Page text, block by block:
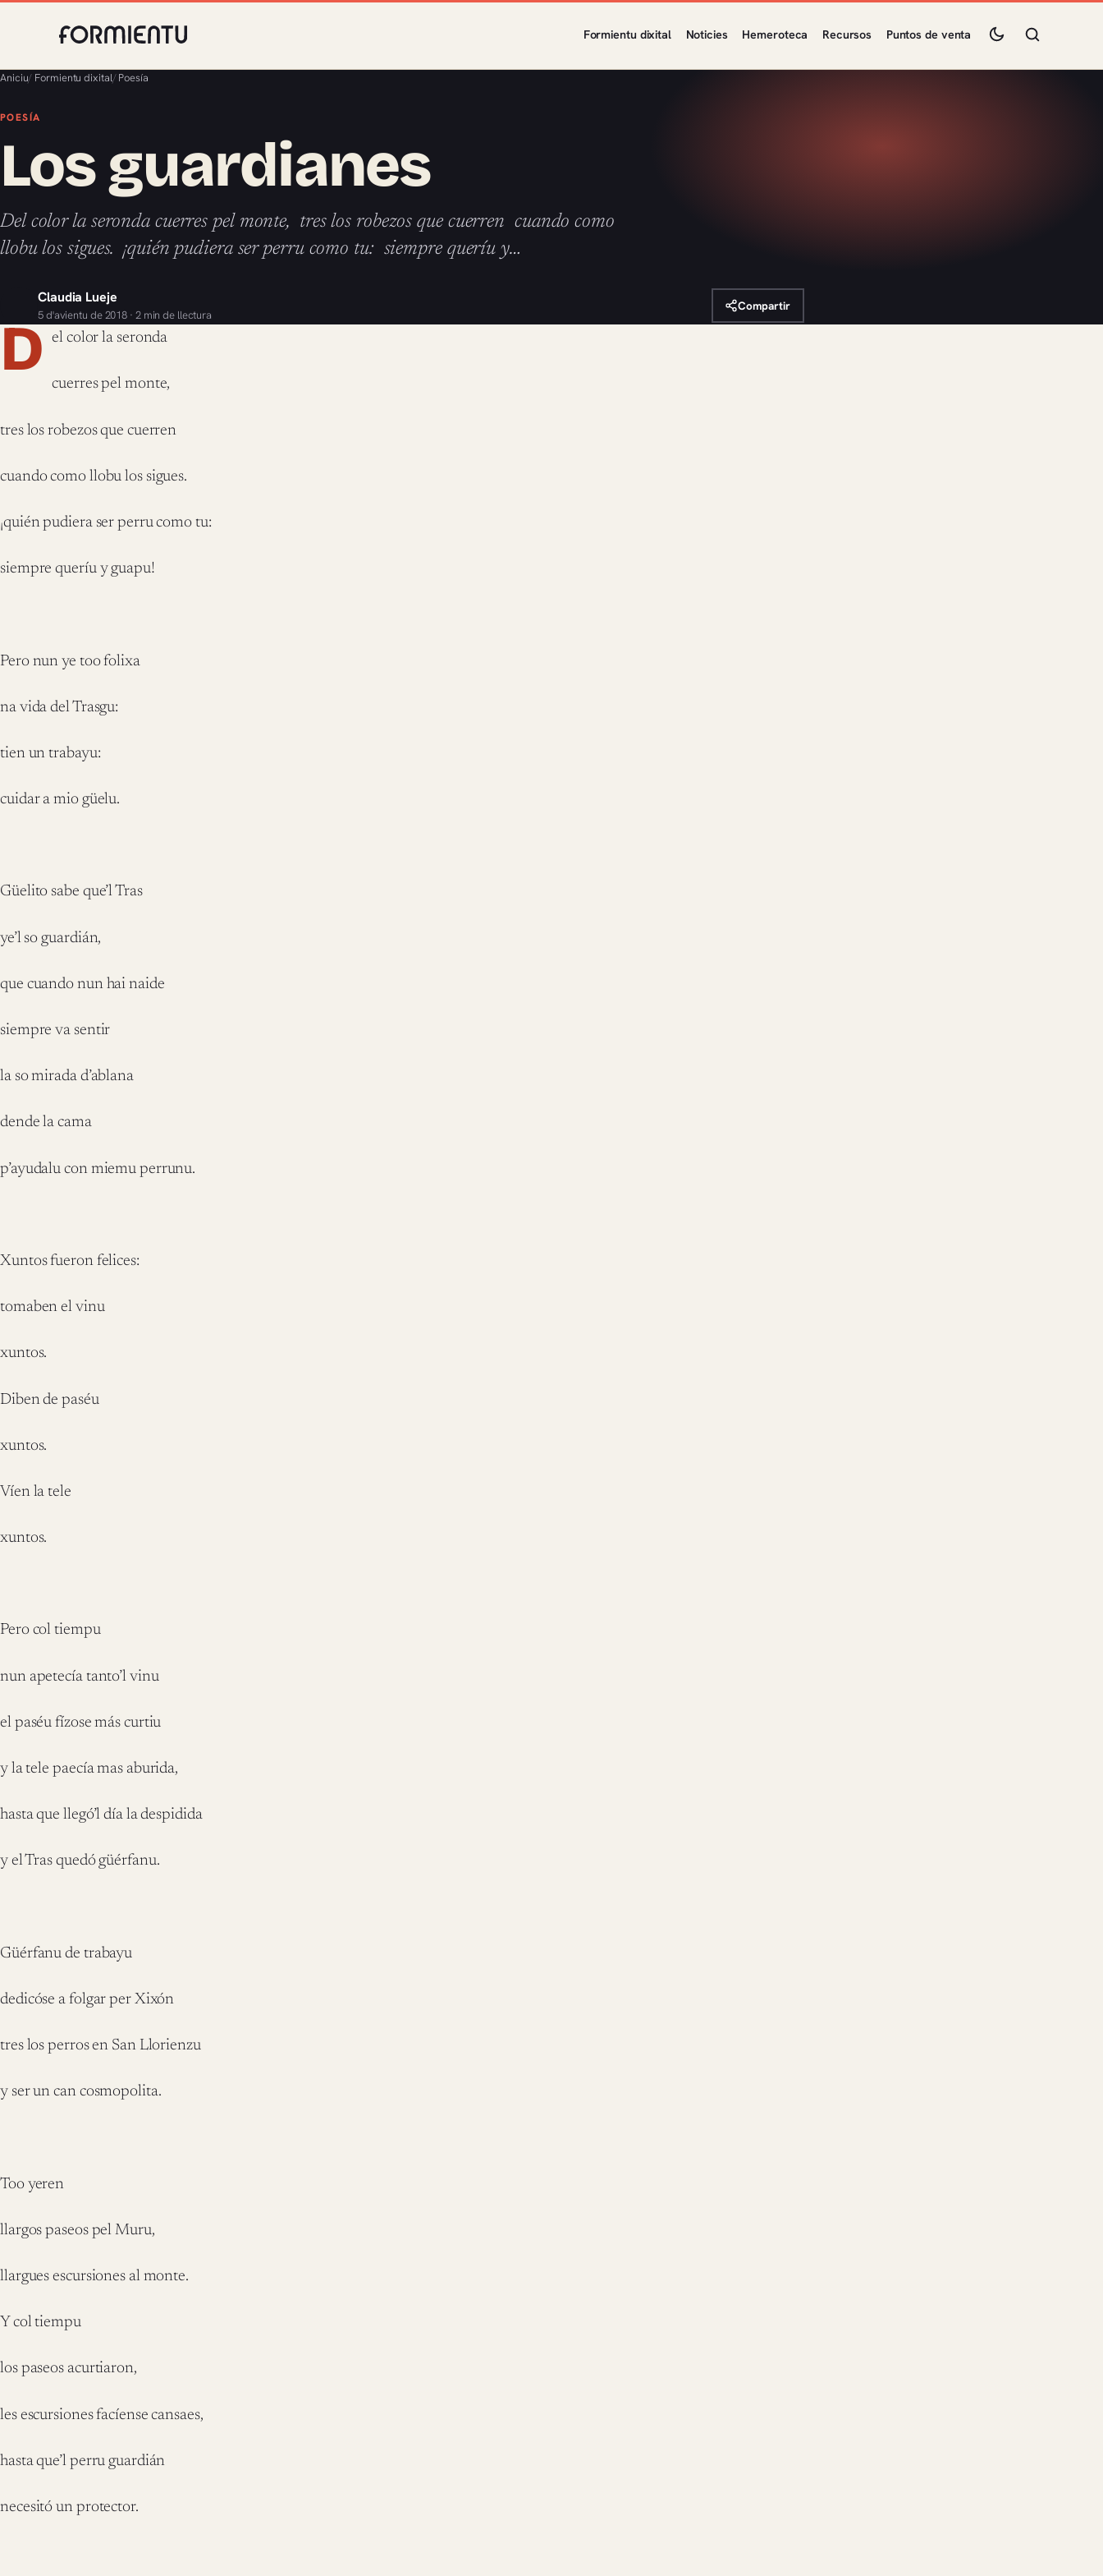
Formientu dixital Noticies Hemeroteca Recursos Puntos de venta
Aniciu/ Formientu dixital/ Poesía
POESÍA
Los guardianes
Del color la seronda cuerres pel monte, tres los robezos que cuerren cuando como
llobu los sigues. ¡quién pudiera ser perru como tu: siempre queríu y…
Claudia Lueje
5 d'avientu de 2018 · 2 min de llectura
Compartir
D el color la seronda
cuerres pel monte,
tres los robezos que cuerren
cuando como llobu los sigues.
¡quién pudiera ser perru como tu:
siempre queríu y guapu!
Pero nun ye too folixa
na vida del Trasgu:
tien un trabayu:
cuidar a mio güelu.
Güelito sabe que’l Tras
ye’l so guardián,
que cuando nun hai naide
siempre va sentir
la so mirada d’ablana
dende la cama
p’ayudalu con miemu perrunu.
Xuntos fueron felices:
tomaben el vinu
xuntos.
Diben de paséu
xuntos.
Víen la tele
xuntos.
Pero col tiempu
nun apetecía tanto’l vinu
el paséu fízose más curtiu
y la tele paecía mas aburida,
hasta que llegó’l día la despidida
y el Tras quedó güérfanu.
Güérfanu de trabayu
dedicóse a folgar per Xixón
tres los perros en San Llorienzu
y ser un can cosmopolita.
Too yeren
llargos paseos pel Muru,
llargues escursiones al monte.
Y col tiempu
los paseos acurtiaron,
les escursiones facíense cansaes,
hasta que’l perru guardián
necesitó un protector.